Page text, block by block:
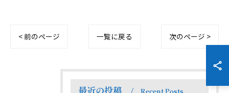
< 前のページ 一覧に戻る 次のページ >
最近の投稿 Recent Posts